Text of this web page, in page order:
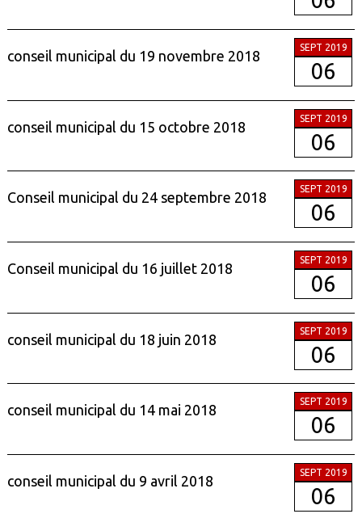
conseil municipal du 19 novembre 2018
SEPT 2019
06
conseil municipal du 15 octobre 2018
SEPT 2019
06
Conseil municipal du 24 septembre 2018
SEPT 2019
06
Conseil municipal du 16 juillet 2018
SEPT 2019
06
conseil municipal du 18 juin 2018
SEPT 2019
06
conseil municipal du 14 mai 2018
SEPT 2019
06
conseil municipal du 9 avril 2018
SEPT 2019
06